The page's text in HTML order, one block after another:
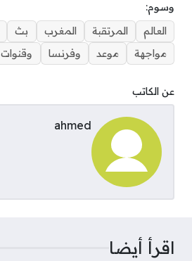
وسوم:
العالم
المرتقبة المغرب بث
مواجهة
موعد وفرنسا وقنوات
عن الكاتب
ahmed
اقرأ أيضا